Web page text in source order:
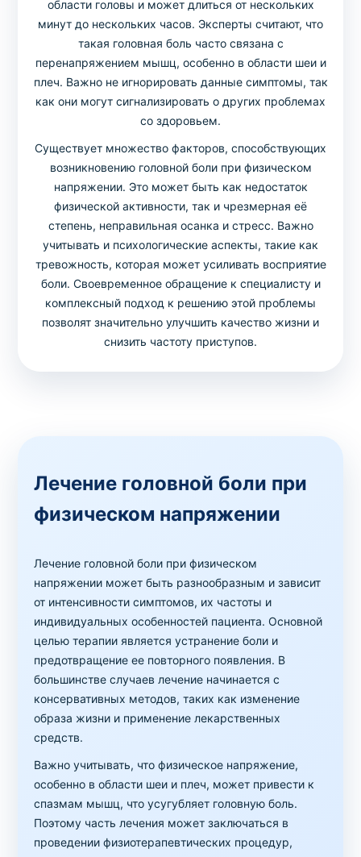
области головы и может длиться от нескольких
минут до нескольких часов. Эксперты считают, что
такая головная боль часто связана с
перенапряжением мышц, особенно в области шеи и
плеч. Важно не игнорировать данные симптомы, так
как они могут сигнализировать о других проблемах
со здоровьем.
Существует множество факторов, способствующих
возникновению головной боли при физическом
напряжении. Это может быть как недостаток
физической активности, так и чрезмерная её
степень, неправильная осанка и стресс. Важно
учитывать и психологические аспекты, такие как
тревожность, которая может усиливать восприятие
боли. Своевременное обращение к специалисту и
комплексный подход к решению этой проблемы
позволят значительно улучшить качество жизни и
снизить частоту приступов.
Лечение головной боли при
физическом напряжении
Лечение головной боли при физическом
напряжении может быть разнообразным и зависит
от интенсивности симптомов, их частоты и
индивидуальных особенностей пациента. Основной
целью терапии является устранение боли и
предотвращение ее повторного появления. В
большинстве случаев лечение начинается с
консервативных методов, таких как изменение
образа жизни и применение лекарственных
средств.
Важно учитывать, что физическое напряжение,
особенно в области шеи и плеч, может привести к
спазмам мышц, что усугубляет головную боль.
Поэтому часть лечения может заключаться в
проведении физиотерапевтических процедур,